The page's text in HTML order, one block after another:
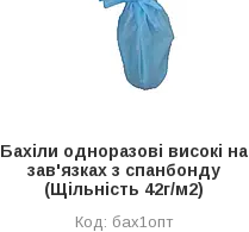
Бахіли одноразові високі на
зав'язках з спанбонду
(Щільність 42г/м2)
бах1опт